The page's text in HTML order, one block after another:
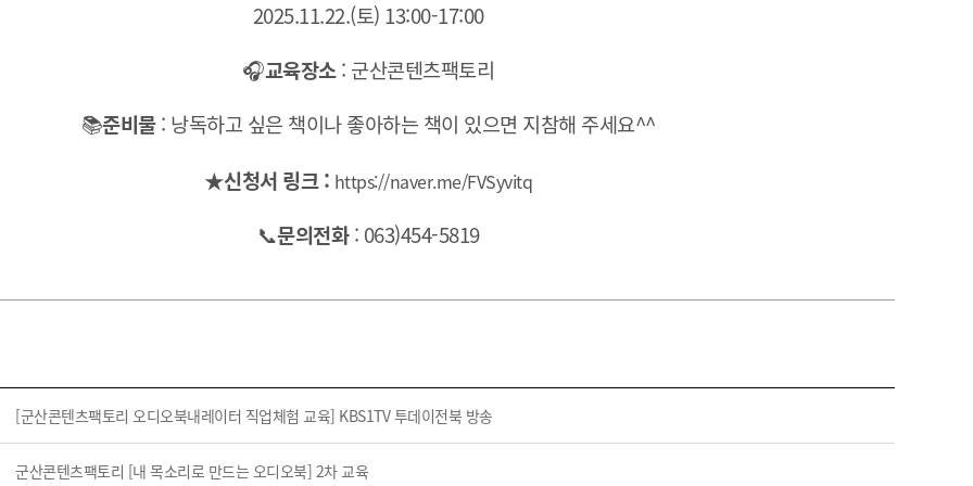
2025.11.22.(토) 13:00-17:00
🎧교육장소: 군산콘텐츠팩토리
📚준비물: 낭독하고 싶은 책이나 좋아하는 책이 있으면 지참해 주세요^^
★신청서 링크 : https://naver.me/FVSyvitq
📞문의전화 : 063)454-5819
[군산콘텐츠팩토리 오디오북내레이터 직업체험 교육] KBS1TV 투데이전북 방송
군산콘텐츠팩토리 [내 목소리로 만드는 오디오북] 2차 교육